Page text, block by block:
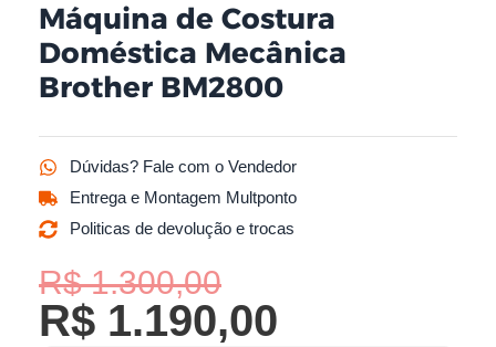
Máquina de Costura
Doméstica Mecânica
Brother BM2800
Dúvidas? Fale com o Vendedor
Entrega e Montagem Multponto
Politicas de devolução e trocas
R$1.300,00
O
preço
R$ 1.190,00
O
preço